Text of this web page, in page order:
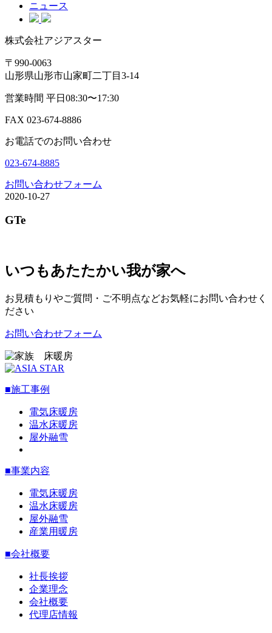
ニュース
株式会社アジアスター
〒990-0063
山形県山形市山家町二丁目3-14
営業時間 平日08:30〜17:30
FAX 023-674-8886
お電話でのお問い合わせ
023-674-8885
お問い合わせフォーム
2020-10-27
GTe
いつもあたたかい我が家へ
お見積もりやご質問・ご不明点などお気軽にお問い合わせく
ださい
お問い合わせフォーム
■施工事例
電気床暖房
温水床暖房
屋外融雪
■事業内容
電気床暖房
温水床暖房
屋外融雪
産業用暖房
■会社概要
社長挨拶
企業理念
会社概要
代理店情報